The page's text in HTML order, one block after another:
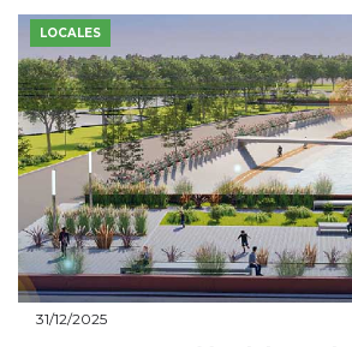
LOCALES
31/12/2025